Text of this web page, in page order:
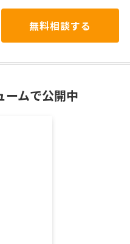
無料相談する
ームで公開中